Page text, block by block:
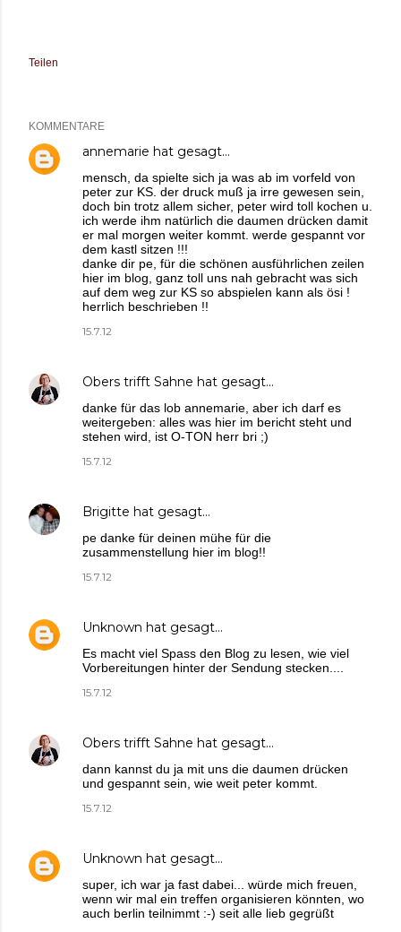
Teilen
KOMMENTARE
annemarie hat gesagt…
mensch, da spielte sich ja was ab im vorfeld von
peter zur KS. der druck muß ja irre gewesen sein,
doch bin trotz allem sicher, peter wird toll kochen u.
ich werde ihm natürlich die daumen drücken damit
er mal morgen weiter kommt. werde gespannt vor
dem kastl sitzen !!!
danke dir pe, für die schönen ausführlichen zeilen
hier im blog, ganz toll uns nah gebracht was sich
auf dem weg zur KS so abspielen kann als ösi !
herrlich beschrieben !!
15.7.12
Obers trifft Sahne hat gesagt…
danke für das lob annemarie, aber ich darf es
weitergeben: alles was hier im bericht steht und
stehen wird, ist O-TON herr bri ;)
15.7.12
Brigitte hat gesagt…
pe danke für deinen mühe für die
zusammenstellung hier im blog!!
15.7.12
Unknown hat gesagt…
Es macht viel Spass den Blog zu lesen, wie viel
Vorbereitungen hinter der Sendung stecken....
15.7.12
Obers trifft Sahne hat gesagt…
dann kannst du ja mit uns die daumen drücken
und gespannt sein, wie weit peter kommt.
15.7.12
Unknown hat gesagt…
super, ich war ja fast dabei... würde mich freuen,
wenn wir mal ein treffen organisieren könnten, wo
auch berlin teilnimmt :-) seit alle lieb gegrüßt